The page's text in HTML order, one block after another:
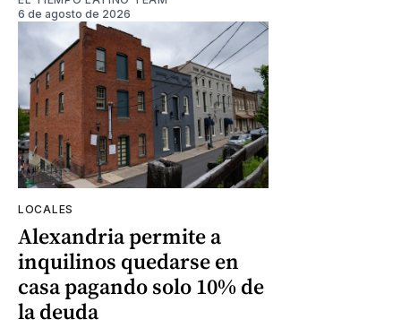
6 de agosto de 2026
LOCALES
Alexandria permite a
inquilinos quedarse en
casa pagando solo 10% de
la deuda